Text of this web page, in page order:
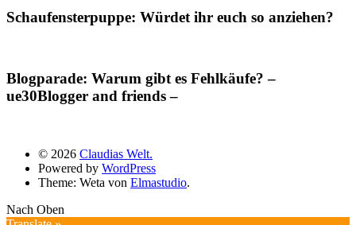
Schaufensterpuppe: Würdet ihr euch so anziehen?
Blogparade: Warum gibt es Fehlkäufe? –
ue30Blogger and friends –
© 2026 Claudias Welt.
Powered by WordPress
Theme: Weta von Elmastudio.
Nach Oben